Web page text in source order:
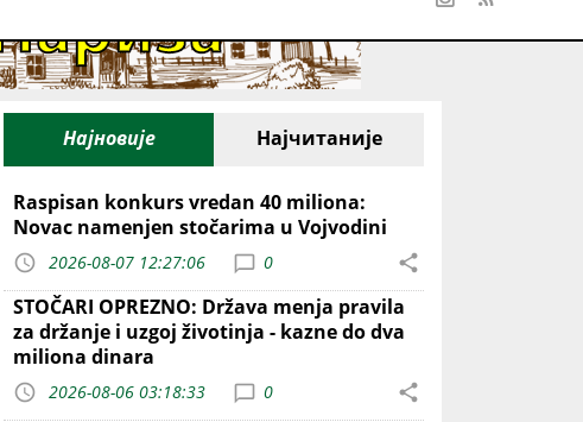
Најновије Најчитаније
Raspisan konkurs vredan 40 miliona:
Novac namenjen stočarima u Vojvodini
2026-08-07 12:27:06 0
STOČARI OPREZNO: Država menja pravila
za držanje i uzgoj životinja - kazne do dva
miliona dinara
2026-08-06 03:18:33 0